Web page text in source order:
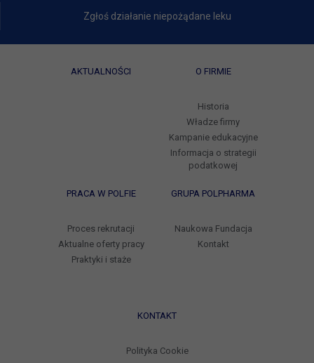
Zgłoś działanie niepożądane leku
AKTUALNOŚCI O FIRMIE
Historia
Władze firmy
Kampanie edukacyjne
Informacja o strategii
podatkowej
PRACA W POLFIE
Proces rekrutacji
Aktualne oferty pracy
Praktyki i staże
GRUPA POLPHARMA
Naukowa Fundacja
Kontakt
KONTAKT
Polityka Cookie